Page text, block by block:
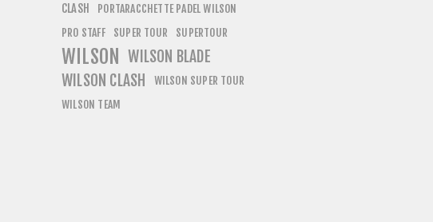
CLASH
PORTARACCHETTE PADEL WILSON
PRO STAFF
SUPER TOUR SUPERTOUR
WILSON
WILSON BLADE
WILSON CLASH
WILSON SUPER TOUR
WILSON TEAM